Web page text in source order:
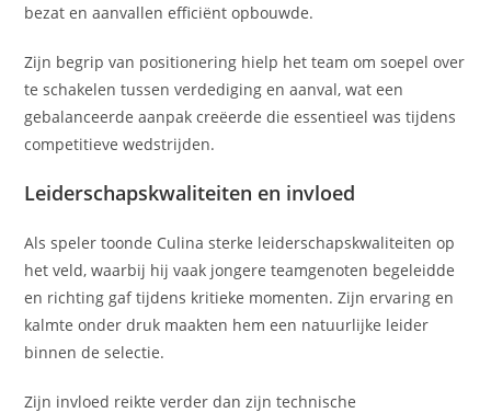
bezat en aanvallen efficiënt opbouwde.
Zijn begrip van positionering hielp het team om soepel over
te schakelen tussen verdediging en aanval, wat een
gebalanceerde aanpak creëerde die essentieel was tijdens
competitieve wedstrijden.
Leiderschapskwaliteiten en invloed
Als speler toonde Culina sterke leiderschapskwaliteiten op
het veld, waarbij hij vaak jongere teamgenoten begeleidde
en richting gaf tijdens kritieke momenten. Zijn ervaring en
kalmte onder druk maakten hem een natuurlijke leider
binnen de selectie.
Zijn invloed reikte verder dan zijn technische